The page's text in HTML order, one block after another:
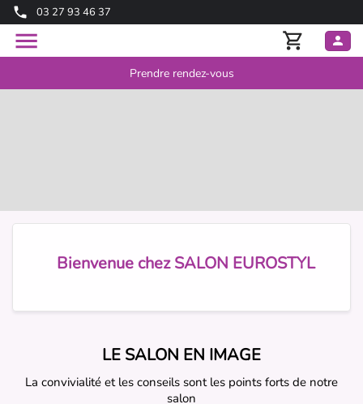
03 27 93 46 37
Prendre rendez-vous
Bienvenue chez SALON EUROSTYL
LE SALON EN IMAGE
La convivialité et les conseils sont les points forts de notre
salon